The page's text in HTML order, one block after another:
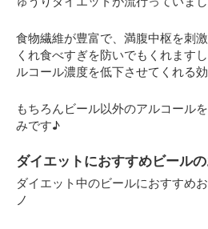
食物繊維が豊富で、満腹中枢を刺
くれ食べすぎを防いでもくれます
ルコール濃度を低下させてくれる
もちろんビール以外のアルコール
みです♪
ダイエットにおすすめビール
ダイエット中のビールにおすすめ
ノ